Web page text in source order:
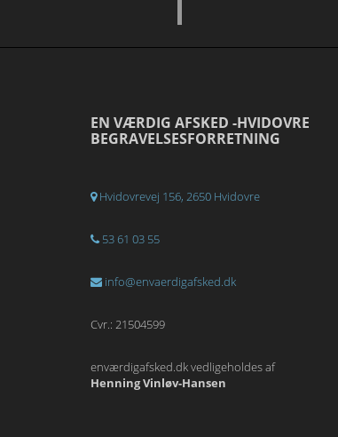
EN VÆRDIG AFSKED -HVIDOVRE
BEGRAVELSESFORRETNING
Hvidovrevej 156, 2650 Hvidovre
53 61 03 55
info@envaerdigafsked.dk
Cvr.: 21504599
enværdigafsked.dk vedligeholdes af
Henning Vinløv-Hansen